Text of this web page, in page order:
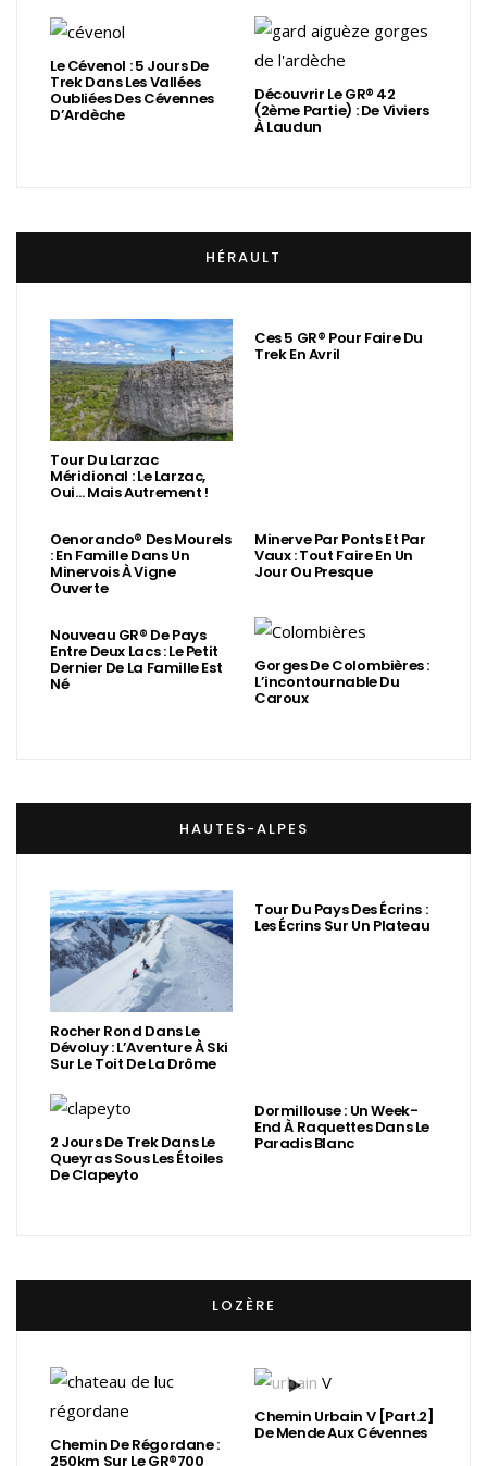
Le Cévenol : 5 Jours De
Trek Dans Les Vallées
Oubliées Des Cévennes
D’Ardèche
Découvrir Le GR® 42
(2ème Partie) : De Viviers
À Laudun
HÉRAULT
Tour Du Larzac
Méridional : Le Larzac,
Oui… Mais Autrement !
Ces 5 GR® Pour Faire Du
Trek En Avril
Oenorando® Des Mourels
: En Famille Dans Un
Minervois À Vigne
Ouverte
Minerve Par Ponts Et Par
Vaux : Tout Faire En Un
Jour Ou Presque
Nouveau GR® De Pays
Entre Deux Lacs : Le Petit
Dernier De La Famille Est
Né
Gorges De Colombières :
L’incontournable Du
Caroux
HAUTES-ALPES
Rocher Rond Dans Le
Dévoluy : L’Aventure À Ski
Sur Le Toit De La Drôme
Tour Du Pays Des Écrins :
Les Écrins Sur Un Plateau
2 Jours De Trek Dans Le
Queyras Sous Les Étoiles
De Clapeyto
Dormillouse : Un Week-
End À Raquettes Dans Le
Paradis Blanc
LOZÈRE
Chemin De Régordane :
250km Sur Le GR®700
Chemin Urbain V [Part.2]
De Mende Aux Cévennes